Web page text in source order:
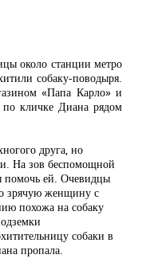
около станции метро
собаку-поводыря.
«Папа Карло» и
по кличке Диана рядом
друга, но
На зов беспомощной
помочь ей. Очевидцы
зрячую женщину с
похожа на собаку
собаки в
пропала.